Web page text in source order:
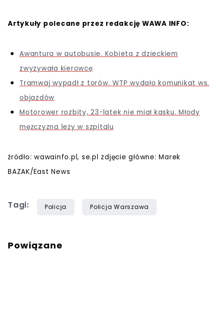
Artykuły polecane przez redakcję WAWA INFO:
Awantura w autobusie. Kobieta z dzieckiem
zwyzywała kierowcę
Tramwaj wypadł z torów. WTP wydało komunikat ws.
objazdów
Motorower rozbity, 23-latek nie miał kasku. Młody
mężczyzna leży w szpitalu
źródło: wawainfo.pl, se.pl zdjęcie główne: Marek
BAZAK/East News
Tagi: Policja Policja Warszawa
Powiązane